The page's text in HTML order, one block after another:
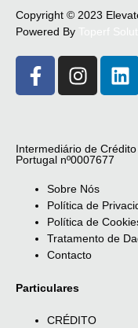
Copyright © 2023
Powered By
Intermediário de
Portugal nº0007677
Sobre Nós
Política de
Política de
Tratamento de
Contacto
Particulares
CRÉDITO